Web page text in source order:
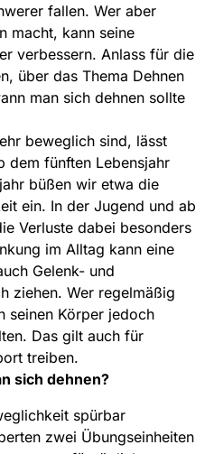
fallen. Wer aber
macht, kann seine
verbessern. Anlass für die
über das Thema Dehnen
man sich dehnen sollte
beweglich sind, lässt
dem fünften Lebensjahr
büßen wir etwa die
ein. In der Jugend und ab
Verluste dabei besonders
im Alltag kann eine
Gelenk- und
ziehen. Wer regelmäßig
seinen Körper jedoch
Das gilt auch für
treiben.
sich dehnen?
spürbar
zwei Übungseinheiten